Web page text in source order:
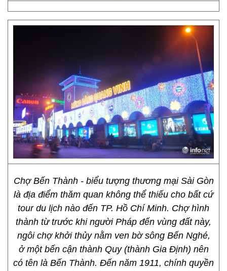
Chợ Bến Thành - biểu tượng thương mại Sài Gòn
là địa điểm thăm quan không thể thiếu cho bất cứ
tour du lịch nào đến TP. Hồ Chí Minh. Chợ hình
thành từ trước khi người Pháp đến vùng đất này,
ngôi chợ khởi thủy nằm ven bờ sông Bến Nghé,
ở một bến cận thành Quy (thành Gia Định) nên
có tên là Bến Thành. Đến năm 1911, chính quyền